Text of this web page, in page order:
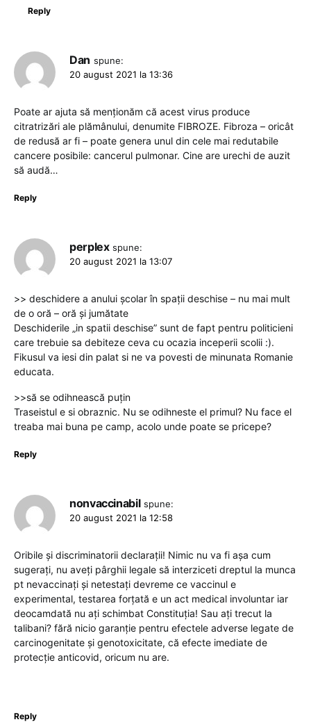
Reply
Dan spune:
20 august 2021 la 13:36
Poate ar ajuta să menționăm că acest virus produce
citratrizări ale plămânului, denumite FIBROZE. Fibroza – oricât
de redusă ar fi – poate genera unul din cele mai redutabile
cancere posibile: cancerul pulmonar. Cine are urechi de auzit
să audă…
Reply
perplex spune:
20 august 2021 la 13:07
>> deschidere a anului școlar în spații deschise – nu mai mult
de o oră – oră și jumătate
Deschiderile „in spatii deschise” sunt de fapt pentru politicieni
care trebuie sa debiteze ceva cu ocazia inceperii scolii :).
Fikusul va iesi din palat si ne va povesti de minunata Romanie
educata.
>>să se odihnească puțin
Traseistul e si obraznic. Nu se odihneste el primul? Nu face el
treaba mai buna pe camp, acolo unde poate se pricepe?
Reply
nonvaccinabil spune:
20 august 2021 la 12:58
Oribile și discriminatorii declarații! Nimic nu va fi așa cum
sugerați, nu aveți pârghii legale să interziceti dreptul la munca
pt nevaccinați și netestați devreme ce vaccinul e
experimental, testarea forțată e un act medical involuntar iar
deocamdată nu ați schimbat Constituția! Sau ați trecut la
talibani? fără nicio garanție pentru efectele adverse legate de
carcinogenitate și genotoxicitate, că efecte imediate de
protecție anticovid, oricum nu are.
Reply